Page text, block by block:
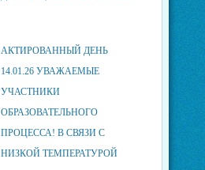
АКТИРОВАННЫЙ ДЕНЬ
14.01.26 УВАЖАЕМЫЕ
УЧАСТНИКИ
ОБРАЗОВАТЕЛЬНОГО
ПРОЦЕССА! В СВЯЗИ С
НИЗКОЙ ТЕМПЕРАТУРОЙ